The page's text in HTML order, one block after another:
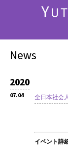
News
2020
07.04 全日本社会
イベント詳